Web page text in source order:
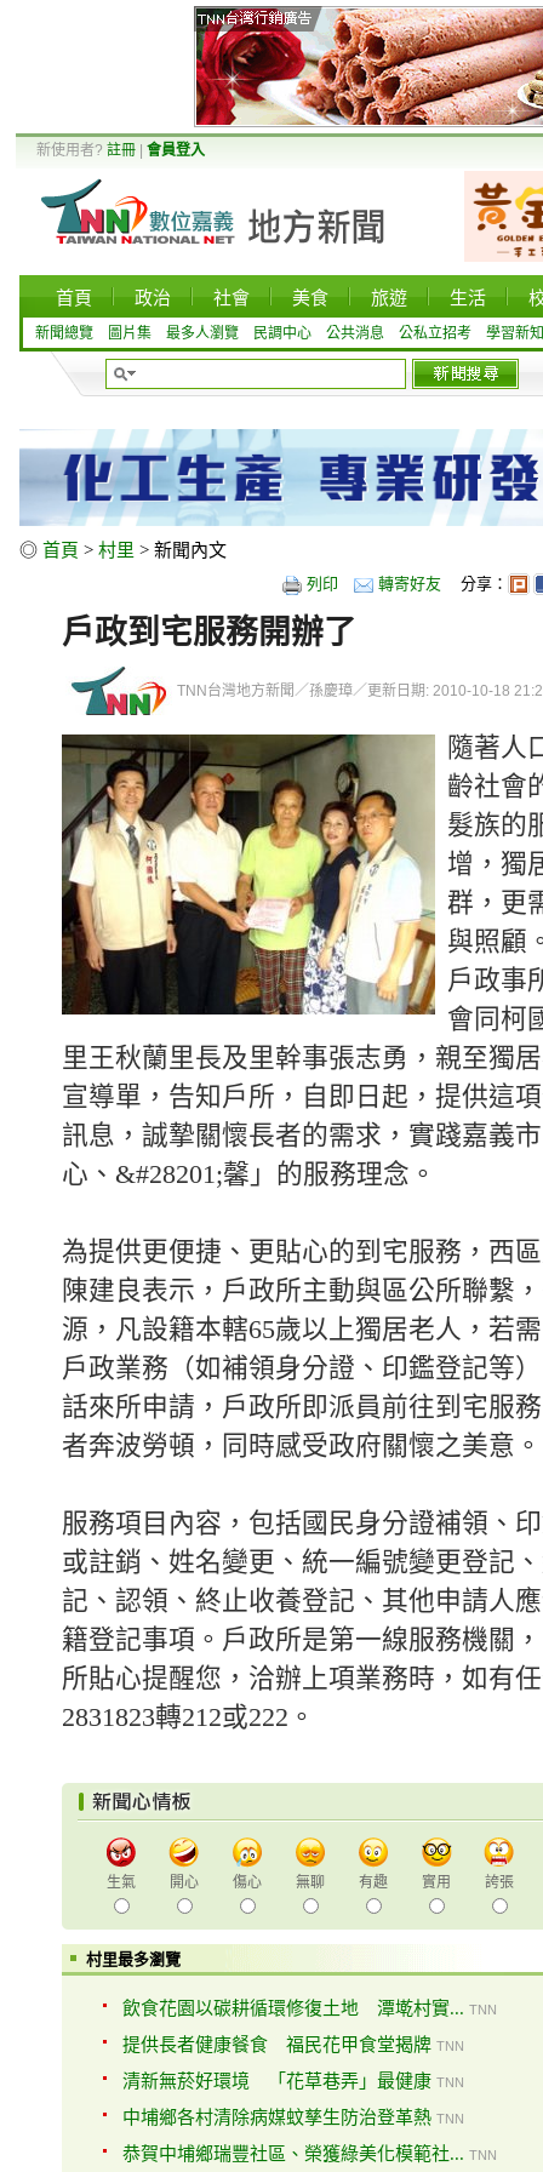
新使用者? 註冊 會員登入
首頁 政治 社會 美食 旅遊 生活
新聞總覽 圖片集 最多人瀏覽 民調中心 公共消息 公私立招考 學習新知
◎ 首頁 > 村里 > 新聞內文
列印 轉寄好友 分享：
戶政到宅服務開辦了
TNN台灣地方新聞／孫慶璋／更新日期: 2010-10-18
隨著人
齡社會
髮族的
增，獨
群，更
與照顧
戶政事
會同柯
里王秋蘭里長及里幹事張志勇，親至獨
宣導單，告知戶所，自即日起，提供這
訊息，誠摯關懷長者的需求，實踐嘉義
心、&#28201;馨」的服務理念。
為提供更便捷、更貼心的到宅服務，西
陳建良表示，戶政所主動與區公所聯繫
源，凡設籍本轄65歲以上獨居老人，若
戶政業務（如補領身分證、印鑑登記等
話來所申請，戶政所即派員前往到宅服
者奔波勞頓，同時感受政府關懷之美意。
服務項目內容，包括國民身分證補領、
或註銷、姓名變更、統一編號變更登記
記、認領、終止收養登記、其他申請人
籍登記事項。戶政所是第一線服務機關
所貼心提醒您，洽辦上項業務時，如有
2831823轉212或222。
生氣 開心 傷心 無聊 有趣 實用 誇張
村里最多瀏覽
飲食花園以碳耕循環修復土地 潭墘村實... TNN
提供長者健康餐食 福民花甲食堂揭牌 TNN
清新無菸好環境 「花草巷弄」最健康 TNN
中埔鄉各村清除病媒蚊孳生防治登革熱 TNN
恭賀中埔鄉瑞豐社區、榮獲綠美化模範社... TNN